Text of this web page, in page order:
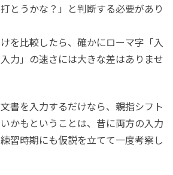
とうかな？」と判断する必要があり
を比較したら、確かにローマ字「入
力」の速さには大きな差はありませ
書を入力するだけなら、親指シフト
かもということは、昔に両方の入力
習時期にも仮説を立てて一度考察し